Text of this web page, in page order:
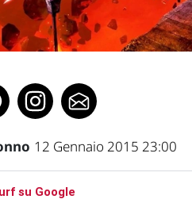
12 Gennaio 2015 23:00
su Google